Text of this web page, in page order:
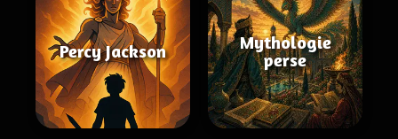
Percy Jackson
Mythologie
perse